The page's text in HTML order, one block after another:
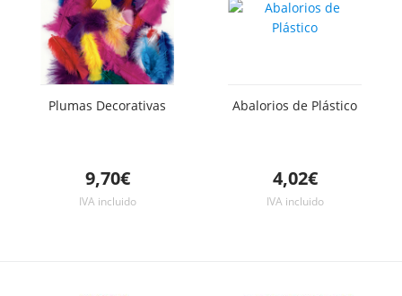
Plumas Decorativas
9,70€
IVA incluido
Abalorios de Plástico
4,02€
IVA incluido